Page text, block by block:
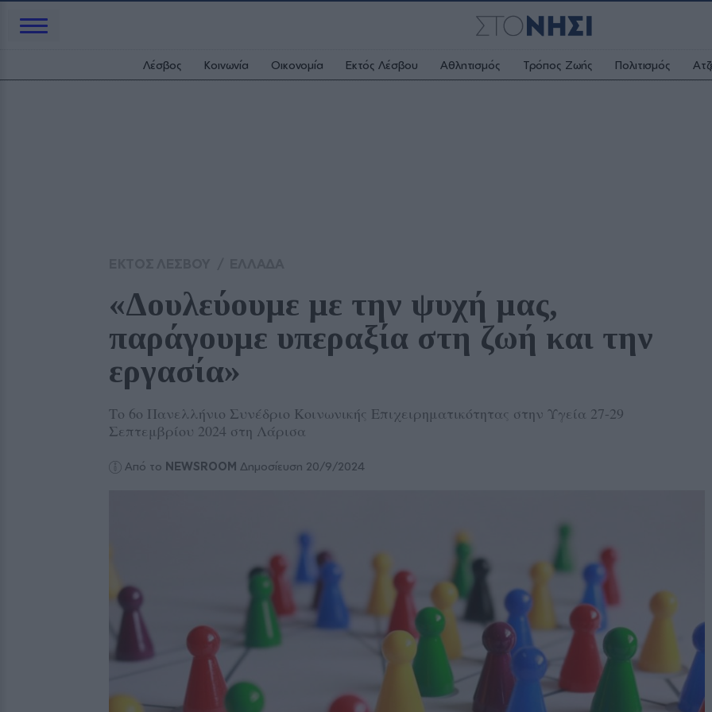
Λέσβος Κοινωνία Οικονομία Εκτός Λέσβου Αθλητισμός Τρόπος Ζωής Πολιτισμός
«Δουλεύουμε με την ψυχή μας,
παράγουμε υπεραξία στη ζωή και την
εργασία»
Το 6ο Πανελλήνιο Συνέδριο Κοινωνικής Επιχειρηματικότητας στην Υγεία 27-29
Σεπτεμβρίου 2024 στη Λάρισα
Από το NEWSROOM Δημοσίευση 20/9/2024